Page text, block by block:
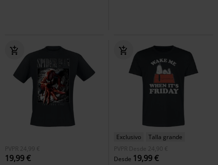
PVPR 24,99 €
19,99 €
Exclusivo
Talla grande
PVPR
Desde 24,90 €
Desde 19,99 €